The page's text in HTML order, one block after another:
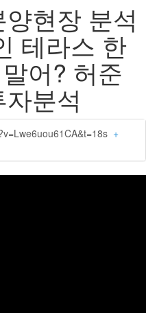
현장 분석
테라스 한
어? 허준
분석
+